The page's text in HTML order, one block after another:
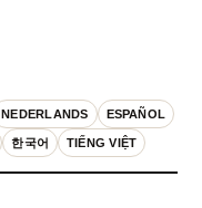
NEDERLANDS ESPAÑOL
한국어 TIẾNG VIỆT